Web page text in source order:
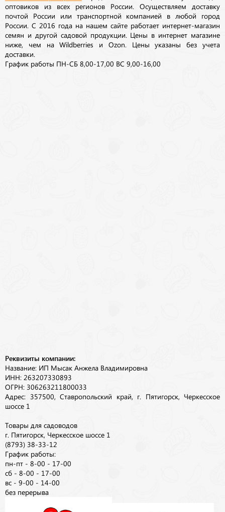
оптовиков из всех регионов России. Осуществляем доставку
почтой России или транспортной компанией в любой город
России. С 2016 года на нашем сайте работает интернет-магазин
семян и другой садовой продукции. Цены в интернет магазине
ниже, чем на Wildberries и Ozon. Цены указаны без учета
доставки.
График работы ПН-СБ 8,00-17,00 ВС 9,00-16,00
Реквизиты компании:
Название: ИП Мысак Анжела Владимировна
ИНН: 263207330893
ОГРН: 306263211800033
Адрес: 357500, Ставропольский край, г. Пятигорск, Черкесское
шоссе 1
Товары для садоводов
г. Пятигорск, Черкесское шоссе 1
(8793) 38-33-12
График работы:
пн-пт - 8-00 - 17-00
сб - 8-00 - 17-00
вс - 9-00 - 14-00
без перерыва